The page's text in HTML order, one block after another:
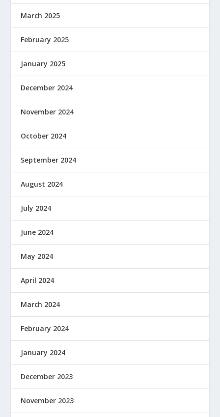
March 2025
February 2025
January 2025
December 2024
November 2024
October 2024
September 2024
August 2024
July 2024
June 2024
May 2024
April 2024
March 2024
February 2024
January 2024
December 2023
November 2023